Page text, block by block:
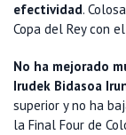
efectividad.
Copa del Rey con
No ha mejorado
Irudek Bidasoa
superior y no ha
la Final Four de